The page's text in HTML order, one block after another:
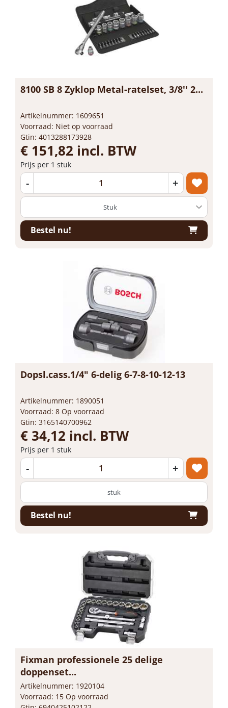
8100 SB 8 Zyklop Metal-ratelset, 3/8'' 2...
Artikelnummer: 1609651
Voorraad: Niet op voorraad
Gtin: 4013288173928
€ 151,82 incl. BTW
Prijs per 1 stuk
- +
Bestel nu!
Dopsl.cass.1/4" 6-delig 6-7-8-10-12-13
Artikelnummer: 1890051
Voorraad: 8 Op voorraad
Gtin: 3165140700962
€ 34,12 incl. BTW
Prijs per 1 stuk
- +
stuk
Bestel nu!
Fixman professionele 25 delige
doppenset...
Artikelnummer: 1920104
Voorraad: 15 Op voorraad